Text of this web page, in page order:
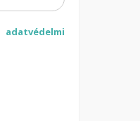
adatvédelmi